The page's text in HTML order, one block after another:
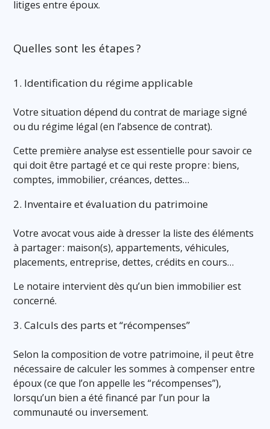
litiges entre époux.
Quelles sont les étapes ?
1. Identification du régime applicable
Votre situation dépend du contrat de mariage signé
ou du régime légal (en l’absence de contrat).
Cette première analyse est essentielle pour savoir ce
qui doit être partagé et ce qui reste propre : biens,
comptes, immobilier, créances, dettes…
2. Inventaire et évaluation du patrimoine
Votre avocat vous aide à dresser la liste des éléments
à partager : maison(s), appartements, véhicules,
placements, entreprise, dettes, crédits en cours…
Le notaire intervient dès qu’un bien immobilier est
concerné.
3. Calculs des parts et “récompenses”
Selon la composition de votre patrimoine, il peut être
nécessaire de calculer les sommes à compenser entre
époux (ce que l’on appelle les “récompenses”),
lorsqu’un bien a été financé par l’un pour la
communauté ou inversement.